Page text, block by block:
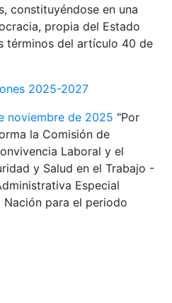
constituyéndose en una
propia del Estado
términos del artículo 40 de
2025-2027
noviembre de 2025 "Por
la Comisión de
Laboral y el
y Salud en el Trabajo -
Especial
Nación para el periodo